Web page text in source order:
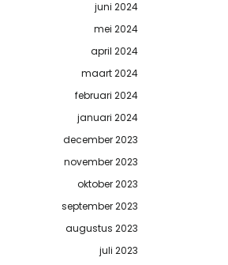
juni 2024
mei 2024
april 2024
maart 2024
februari 2024
januari 2024
december 2023
november 2023
oktober 2023
september 2023
augustus 2023
juli 2023